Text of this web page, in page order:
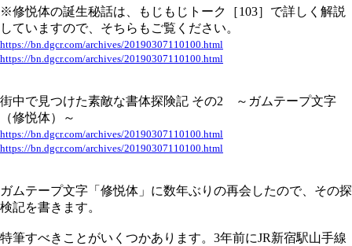
※修悦体の誕生秘話は、もじもじトーク［103］で詳しく解説
していますので、そちらもご覧ください。
https://bn.dgcr.com/archives/20190307110100.html
https://bn.dgcr.com/archives/20190307110100.html
街中で見つけた素敵な書体探険記 その2 ～ガムテープ文字
（修悦体）～
https://bn.dgcr.com/archives/20190307110100.html
https://bn.dgcr.com/archives/20190307110100.html
ガムテープ文字「修悦体」に数年ぶりの再会したので、その探
検記を書きます。
特筆すべきことがいくつかあります。3年前にJR新宿駅山手線